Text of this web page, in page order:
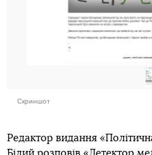
Скриншот
Редактор видання